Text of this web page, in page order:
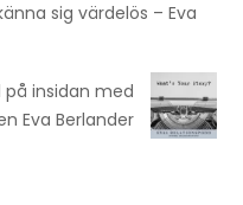
sig värdelös – Eva
insidan med
Eva Berlander